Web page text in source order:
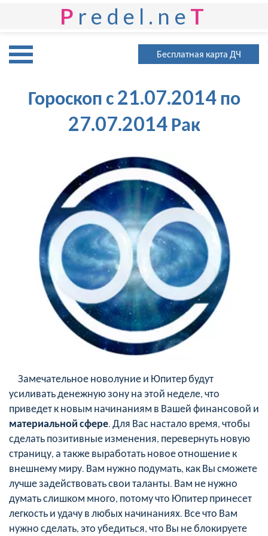
P redel.ne T
Бесплатная карта ДЧ
Гороскоп с 21.07.2014 по
27.07.2014 Рак
Замечательное новолуние и Юпитер будут
усиливать денежную зону на этой неделе, что
приведет к новым начинаниям в Вашей финансовой и
материальной сфере. Для Вас настало время, чтобы
сделать позитивные изменения, перевернуть новую
страницу, а также выработать новое отношение к
внешнему миру. Вам нужно подумать, как Вы сможете
лучше задействовать свои таланты. Вам не нужно
думать слишком много, потому что Юпитер принесет
легкость и удачу в любых начинаниях. Все что Вам
нужно сделать, это убедиться, что Вы не блокируете